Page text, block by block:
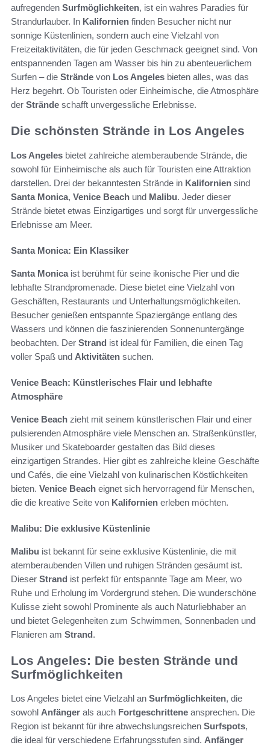
aufregenden Surfmöglichkeiten, ist ein wahres Paradies für
Strandurlauber. In Kalifornien finden Besucher nicht nur
sonnige Küstenlinien, sondern auch eine Vielzahl von
Freizeitaktivitäten, die für jeden Geschmack geeignet sind. Von
entspannenden Tagen am Wasser bis hin zu abenteuerlichem
Surfen – die Strände von Los Angeles bieten alles, was das
Herz begehrt. Ob Touristen oder Einheimische, die Atmosphäre
der Strände schafft unvergessliche Erlebnisse.
Die schönsten Strände in Los Angeles
Los Angeles bietet zahlreiche atemberaubende Strände, die
sowohl für Einheimische als auch für Touristen eine Attraktion
darstellen. Drei der bekanntesten Strände in Kalifornien sind
Santa Monica, Venice Beach und Malibu. Jeder dieser
Strände bietet etwas Einzigartiges und sorgt für unvergessliche
Erlebnisse am Meer.
Santa Monica: Ein Klassiker
Santa Monicaist berühmt für seine ikonische Pier und die
lebhafte Strandpromenade. Diese bietet eine Vielzahl von
Geschäften, Restaurants und Unterhaltungsmöglichkeiten.
Besucher genießen entspannte Spaziergänge entlang des
Wassers und können die faszinierenden Sonnenuntergänge
beobachten. Der Strand ist ideal für Familien, die einen Tag
voller Spaß und Aktivitäten suchen.
Venice Beach: Künstlerisches Flair und lebhafte
Atmosphäre
Venice Beach zieht mit seinem künstlerischen Flair und einer
pulsierenden Atmosphäre viele Menschen an. Straßenkünstler,
Musiker und Skateboarder gestalten das Bild dieses
einzigartigen Strandes. Hier gibt es zahlreiche kleine Geschäfte
und Cafés, die eine Vielzahl von kulinarischen Köstlichkeiten
bieten. Venice Beach eignet sich hervorragend für Menschen,
die die kreative Seite von Kalifornien erleben möchten.
Malibu: Die exklusive Küstenlinie
Malibu ist bekannt für seine exklusive Küstenlinie, die mit
atemberaubenden Villen und ruhigen Stränden gesäumt ist.
Dieser Strand ist perfekt für entspannte Tage am Meer, wo
Ruhe und Erholung im Vordergrund stehen. Die wunderschöne
Kulisse zieht sowohl Prominente als auch Naturliebhaber an
und bietet Gelegenheiten zum Schwimmen, Sonnenbaden und
Flanieren am Strand.
Los Angeles: Die besten Strände und
Surfmöglichkeiten
Los Angeles bietet eine Vielzahl an Surfmöglichkeiten, die
sowohl Anfänger als auch Fortgeschrittene ansprechen. Die
Region ist bekannt für ihre abwechslungsreichen Surfspots,
die ideal für verschiedene Erfahrungsstufen sind. Anfänger